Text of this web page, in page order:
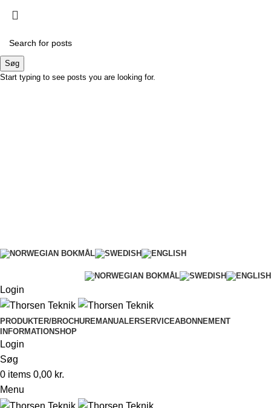
Login
PRODUKTER/BROCHUREMANUALERSERVICEABONNEMENT
INFORMATIONSHOP
Login
Søg
0 items 0,00 kr.
Menu
Søg
Start typing to see posts you are looking for.